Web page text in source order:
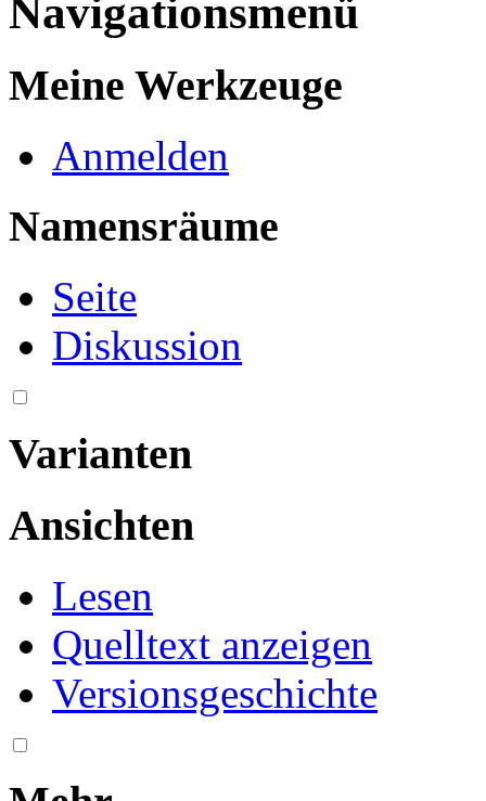
Navigationsmenü
Meine Werkzeuge
Anmelden
Namensräume
Seite
Diskussion
Varianten
Ansichten
Lesen
Quelltext anzeigen
Versionsgeschichte